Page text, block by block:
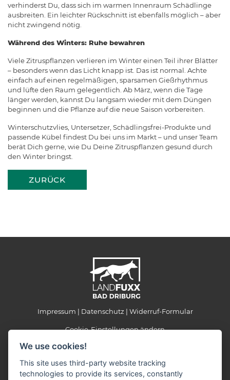
verhinderst Du, dass sich im warmen Innenraum Schädlinge
ausbreiten. Ein leichter Rückschnitt ist ebenfalls möglich – aber
nicht zwingend nötig.
Während des Winters: Ruhe bewahren
Viele Zitruspflanzen verlieren im Winter einen Teil ihrer Blätter
– besonders wenn das Licht knapp ist. Das ist normal. Achte
einfach auf einen regelmäßigen, sparsamen Gießrhythmus
und lüfte den Raum gelegentlich. Ab März, wenn die Tage
länger werden, kannst Du langsam wieder mit dem Düngen
beginnen und die Pflanze auf die neue Saison vorbereiten.
Winterschutzvlies, Untersetzer, Schädlingsfrei-Produkte und
passende Kübel findest Du bei uns im Markt – und unser Team
berät Dich gerne, wie Du Deine Zitruspflanzen gesund durch
den Winter bringst.
ZURÜCK
Impressum Datenschutz Widerruf-Formular
Cookie-Einstellungen ändern
Konrad-Adenauer-Ring 2a
33014 Bad Driburg
We use cookies!
This site uses third-party website tracking
technologies to provide its services, constantly